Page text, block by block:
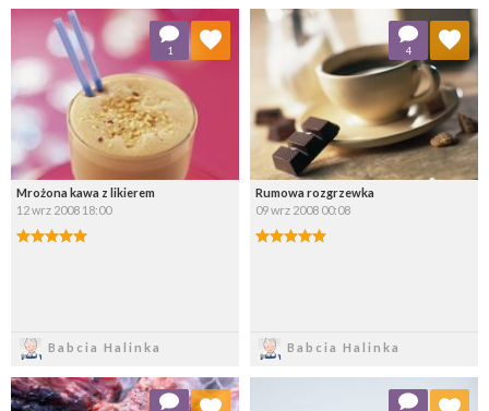
Mrożona kawa z likierem
12 wrz 2008 18:00
Babcia Halinka
1
Dodaj do ulubionych
Wybierz listę:
Rumowa rozgrzewka
09 wrz 2008 00:08
Babcia Halinka
4
Dodaj do ulubionych
Wybierz listę:
Dodaj do ulubionych Dodaj do ulubionych